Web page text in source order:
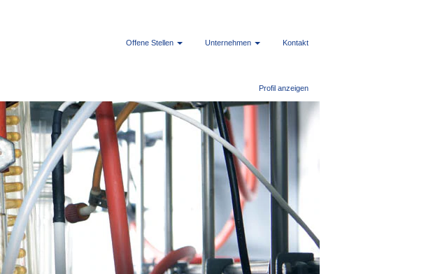
Offene Stellen Unternehmen Kontakt
Profil anzeigen